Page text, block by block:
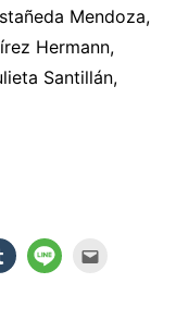
Mendoza,
Hermann,
Santillán,